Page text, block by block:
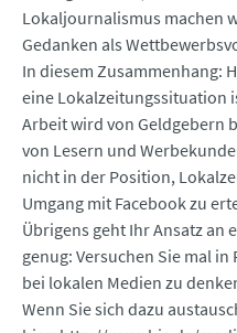
Lokaljournalismus machen
Gedanken als
In diesem Zusammenhang:
eine Lokalzeitungssituation
Arbeit wird von Geldgebern
von Lesern und
nicht in der Position,
Umgang mit Facebook zu
Übrigens geht Ihr Ansatz an
genug: Versuchen Sie mal
bei lokalen Medien zu
Wenn Sie sich dazu